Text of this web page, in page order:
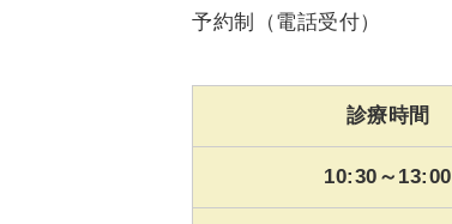
予約制（電話受付）
診療時間
10:30～13:00